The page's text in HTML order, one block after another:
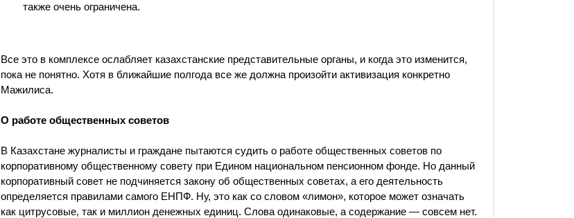
также очень ограничена.
Все это в комплексе ослабляет казахстанские представительные органы, и когда это изменится,
пока не понятно. Хотя в ближайшие полгода все же должна произойти активизация конкретно
Мажилиса.
О работе общественных советов
В Казахстане журналисты и граждане пытаются судить о работе общественных советов по
корпоративному общественному совету при Едином национальном пенсионном фонде. Но данный
корпоративный совет не подчиняется закону об общественных советах, а его деятельность
определяется правилами самого ЕНПФ. Ну, это как со словом «лимон», которое может означать
как цитрусовые, так и миллион денежных единиц. Слова одинаковые, а содержание — совсем нет.